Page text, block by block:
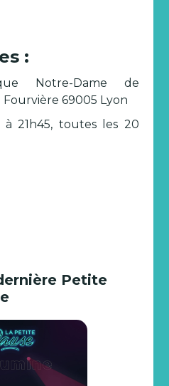
:
Notre-Dame de
69005 Lyon
à 21h45, toutes les 20
Petite